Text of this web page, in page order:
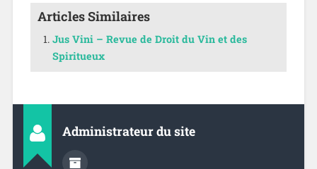
Articles Similaires
Jus Vini – Revue de Droit du Vin et des
Spiritueux
Administrateur du site